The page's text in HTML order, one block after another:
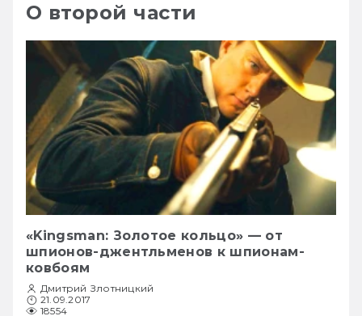
О второй части
«Kingsman: Золотое кольцо» — от
шпионов-джентльменов к шпионам-
ковбоям
Дмитрий Злотницкий
21.09.2017
18554